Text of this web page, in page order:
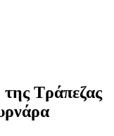
Τράπεζας